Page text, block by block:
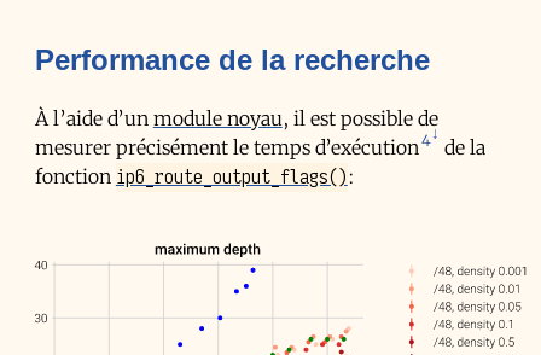
Performance de la recherche
À l’aide d’un module noyau, il est possible de
mesurer précisément le temps d’exécution4
de la
fonction ip6_route_output_flags():